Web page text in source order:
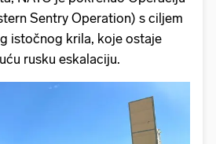
Sentry Operation) s ciljem
istočnog krila, koje ostaje
rusku eskalaciju.